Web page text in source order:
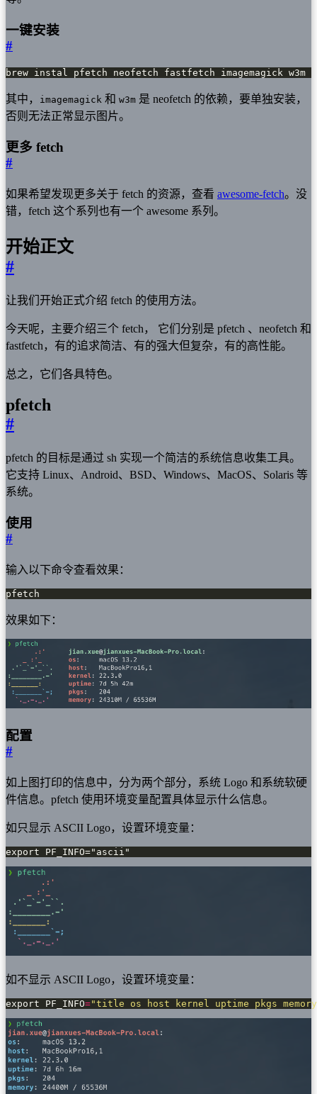
一键安装
#
brew instal pfetch neofetch fastfetch imagemagick w3m
其中， imagemagick 和 w3m 是 neofetch 的依赖，要单独安装，
否则无法正常显示图片。
更多 fetch
#
如果希望发现更多关于 fetch 的资源，查看 awesome-fetch。没
错，fetch 这个系列也有一个 awesome 系列。
开始正文
#
让我们开始正式介绍 fetch 的使用方法。
今天呢，主要介绍三个 fetch， 它们分别是 pfetch 、neofetch 和
fastfetch，有的追求简洁、有的强大但复杂，有的高性能。
总之，它们各具特色。
pfetch
#
pfetch 的目标是通过 sh 实现一个简洁的系统信息收集工具。
它支持 Linux、Android、BSD、Windows、MacOS、Solaris 等
系统。
使用
#
输入以下命令查看效果：
pfetch
效果如下：
配置
#
如上图打印的信息中，分为两个部分，系统 Logo 和系统软硬
件信息。pfetch 使用环境变量配置具体显示什么信息。
如只显示 ASCII Logo，设置环境变量：
export PF_INFO="ascii"
如不显示 ASCII Logo，设置环境变量：
export PF_INFO="title os host kernel uptime pkgs